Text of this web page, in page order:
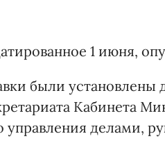
1 июня,
были
Кабинета
управления делами,